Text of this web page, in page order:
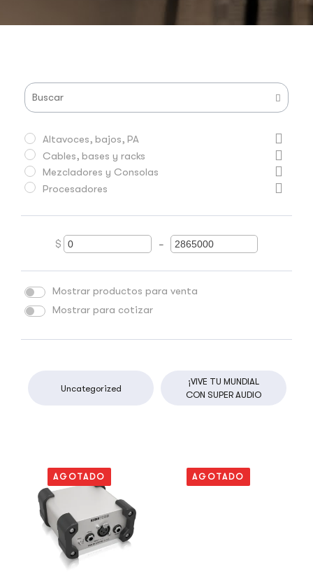
Altavoces, bajos, PA
Cables, bases y racks
Mezcladores y Consolas
Procesadores
$
Minimum Price
-
Maximum Price
Mostrar productos para venta
Mostrar para cotizar
AGOTADO AGOTADO
Uncategorized
¡VIVE TU MUNDIAL
CON SUPER AUDIO